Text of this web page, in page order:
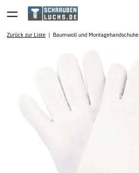
Zurück zur Liste Baumwoll und Montagehandschuhe